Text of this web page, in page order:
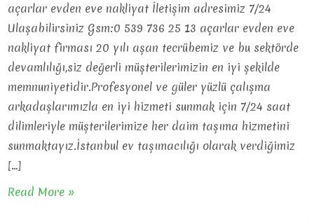
açarlar evden eve nakliyat İletişim adresimiz 7/24
Ulaşabilirsiniz Gsm:0 539 736 25 13 açarlar evden eve
nakliyat firması 20 yılı aşan tecrübemiz ve bu sektörde
devamlılığı,siz değerli müşterilerimizin en iyi şekilde
memnuniyetidir.Profesyonel ve güler yüzlü çalışma
arkadaşlarımızla en iyi hizmeti sunmak için 7/24 saat
dilimleriyle müşterilerimize her daim taşıma hizmetini
sunmaktayız.İstanbul ev taşımacılığı olarak verdiğimiz
[…]
Read More »